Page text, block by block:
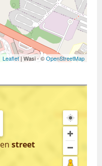
Leaflet| Wasi - ©OpenStreetMap
en street